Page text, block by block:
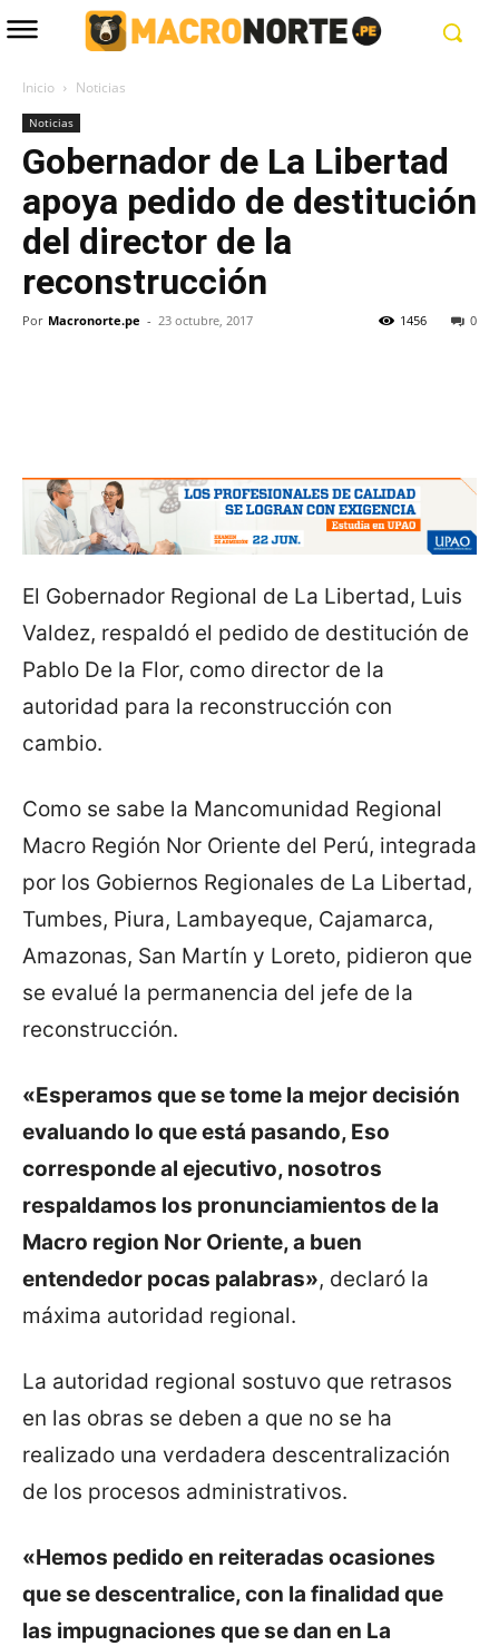
Inicio Noticias
Noticias
Gobernador de La Libertad
apoya pedido de destitución
del director de la
reconstrucción
Por Macronorte.pe - 23 octubre, 2017 0
1456
El Gobernador Regional de La Libertad, Luis
Valdez, respaldó el pedido de destitución de
Pablo De la Flor, como director de la
autoridad para la reconstrucción con
cambio.
Como se sabe la Mancomunidad Regional
Macro Región Nor Oriente del Perú, integrada
por los Gobiernos Regionales de La Libertad,
Tumbes, Piura, Lambayeque, Cajamarca,
Amazonas, San Martín y Loreto, pidieron que
se evalué la permanencia del jefe de la
reconstrucción.
«Esperamos que se tome la mejor decisión
evaluando lo que está pasando, Eso
corresponde al ejecutivo, nosotros
respaldamos los pronunciamientos de la
Macro region Nor Oriente, a buen
entendedor pocas palabras», declaró la
máxima autoridad regional.
La autoridad regional sostuvo que retrasos
en las obras se deben a que no se ha
realizado una verdadera descentralización
de los procesos administrativos.
«Hemos pedido en reiteradas ocasiones
que se descentralice, con la finalidad que
las impugnaciones que se dan en La